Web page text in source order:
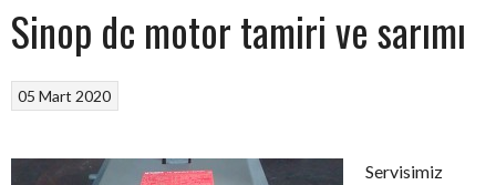
Sinop dc motor tamiri ve sarımı
05 Mart 2020
Servisimiz